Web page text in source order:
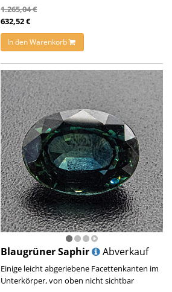
1.265,04 €
632,52 €
In den Warenkorb
Blaugrüner Saphir Abverkauf
Einige leicht abgeriebene Facettenkanten im
Unterkörper, von oben nicht sichtbar